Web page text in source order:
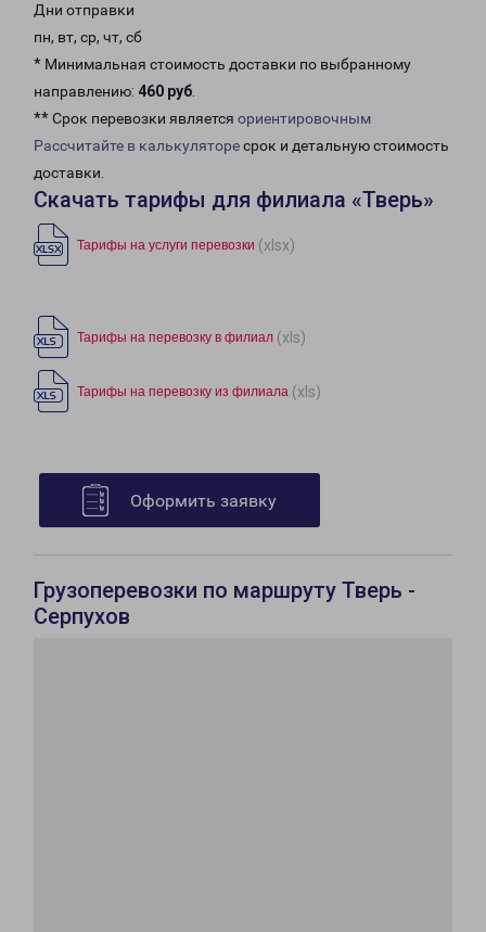
Дни отправки
пн, вт, ср, чт, сб
* Минимальная стоимость доставки по выбранному
направлению: 460 руб.
** Срок перевозки является ориентировочным
Рассчитайте в калькуляторесрок и детальную стоимость
доставки.
Скачать тарифы для филиала «Тверь»
Тарифы на услуги перевозки (xlsx)
Тарифы на перевозку в филиал (xls)
Тарифы на перевозку из филиала (xls)
Оформить заявку
Грузоперевозки по маршруту Тверь -
Серпухов